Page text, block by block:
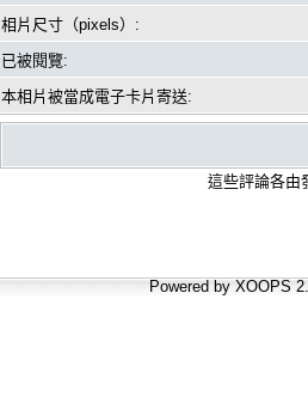
相片尺寸（pixels）:
已被閱覽:
本相片被當成電子卡片寄送:
這些評論各由
Powered by XOOPS